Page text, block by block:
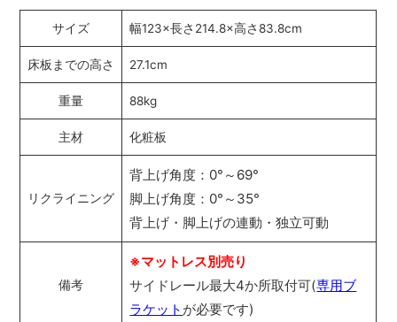
サイズ 幅123×長さ214.8×高さ83.8cm
床板までの高さ 27.1cm
重量 88kg
主材 化粧板
リクライニング
背上げ角度：0°～69°
脚上げ角度：0°～35°
背上げ・脚上げの連動・独立可動
備考
※マットレス別売り
サイドレール最大4か所取付可(専用ブ
ラケット が必要です)